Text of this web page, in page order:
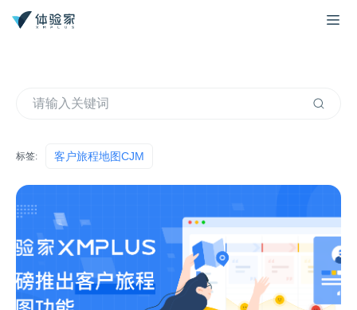
标签: 客户旅程地图CJM